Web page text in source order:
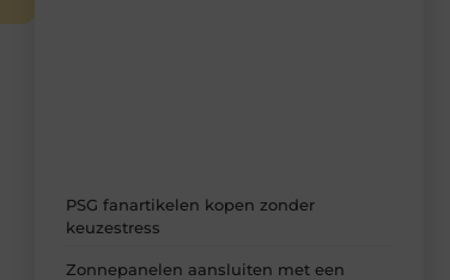
PSG fanartikelen kopen zonder
keuzestress
Zonnepanelen aansluiten met een